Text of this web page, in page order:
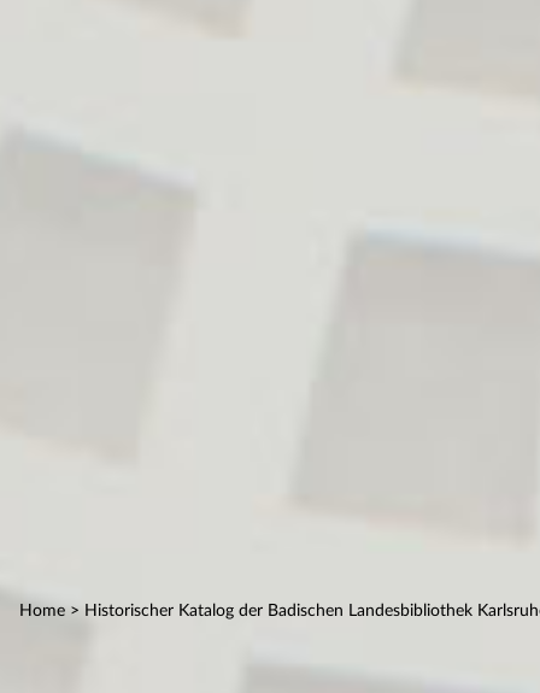
Home > Historischer Katalog der Badischen Landesbibliothek